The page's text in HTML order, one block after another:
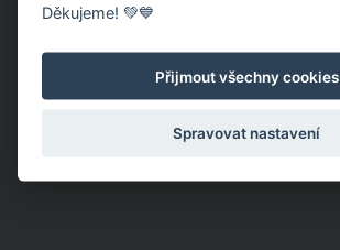
Děkujeme! 💚💙
Přijmout všechny cookies
Spravovat nastavení